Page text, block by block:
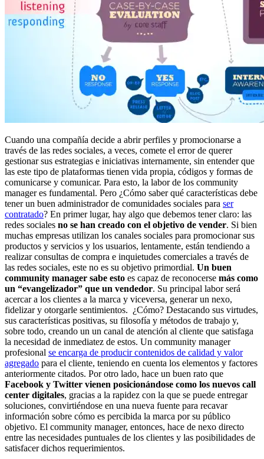
Cuando una compañía decide a abrir perfiles y promocionarse a
través de las redes sociales, a veces, comete el error de querer
gestionar sus estrategias e iniciativas internamente, sin entender que
las este tipo de plataformas tienen vida propia, códigos y formas de
comunicarse y comunicar. Para esto, la labor de los community
manager es fundamental. Pero ¿Cómo saber qué características debe
tener un buen administrador de comunidades sociales para ser
contratado? En primer lugar, hay algo que debemos tener claro: las
redes sociales no se han creado con el objetivo de vender. Si bien
muchas empresas utilizan los canales sociales para promocionar sus
productos y servicios y los usuarios, lentamente, están tendiendo a
realizar consultas de compra e inquietudes comerciales a través de
las redes sociales, este no es su objetivo primordial. Un buen
community manager sabe esto es capaz de reconocerse más como
un “evangelizador” que un vendedor. Su principal labor será
acercar a los clientes a la marca y viceversa, generar un nexo,
fidelizar y otorgarle sentimientos. ¿Cómo? Destacando sus virtudes,
sus características positivas, su filosofía y métodos de trabajo y,
sobre todo, creando un un canal de atención al cliente que satisfaga
la necesidad de inmediatez de estos. Un community manager
profesional se encarga de producir contenidos de calidad y valor
agregado para el cliente, teniendo en cuenta los elementos y factores
anteriormente citados. Por otro lado, hace un buen rato que
Facebook y Twitter vienen posicionándose como los nuevos call
center digitales, gracias a la rapidez con la que se puede entregar
soluciones, convirtiéndose en una nueva fuente para recavar
información sobre cómo es percibida la marca por su público
objetivo. El community manager, entonces, hace de nexo directo
entre las necesidades puntuales de los clientes y las posibilidades de
satisfacer dichos requerimientos.